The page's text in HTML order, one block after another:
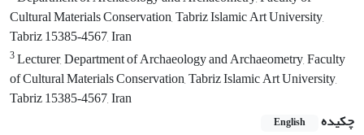
Cultural Materials Conservation, Tabriz Islamic Art University,
Tabriz 15385‑4567, Iran
3Lecturer, Department of Archaeology and Archaeometry, Faculty
of Cultural Materials Conservation, Tabriz Islamic Art University,
Tabriz 15385‑4567, Iran
چکیده
English